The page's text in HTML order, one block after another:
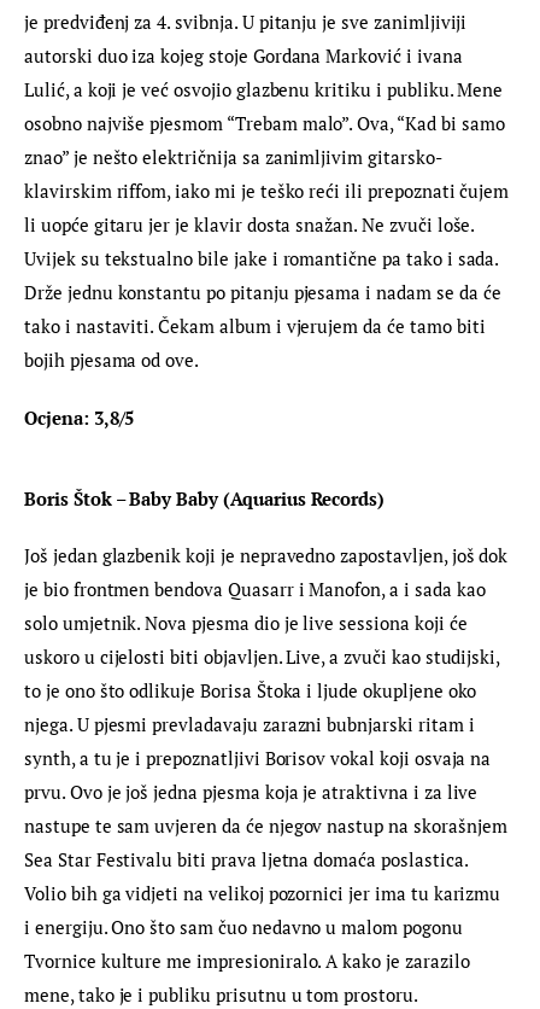
je predviđenj za 4. svibnja. U pitanju je sve zanimljiviji
autorski duo iza kojeg stoje Gordana Marković i ivana
Lulić, a koji je već osvojio glazbenu kritiku i publiku. Mene
osobno najviše pjesmom “Trebam malo”. Ova, “Kad bi samo
znao” je nešto električnija sa zanimljivim gitarsko-
klavirskim riffom, iako mi je teško reći ili prepoznati čujem
li uopće gitaru jer je klavir dosta snažan. Ne zvuči loše.
Uvijek su tekstualno bile jake i romantične pa tako i sada.
Drže jednu konstantu po pitanju pjesama i nadam se da će
tako i nastaviti. Čekam album i vjerujem da će tamo biti
bojih pjesama od ove.
Ocjena: 3,8/5
Boris Štok – Baby Baby (Aquarius Records)
Još jedan glazbenik koji je nepravedno zapostavljen, još dok
je bio frontmen bendova Quasarr i Manofon, a i sada kao
solo umjetnik. Nova pjesma dio je live sessiona koji će
uskoro u cijelosti biti objavljen. Live, a zvuči kao studijski,
to je ono što odlikuje Borisa Štoka i ljude okupljene oko
njega. U pjesmi prevladavaju zarazni bubnjarski ritam i
synth, a tu je i prepoznatljivi Borisov vokal koji osvaja na
prvu. Ovo je još jedna pjesma koja je atraktivna i za live
nastupe te sam uvjeren da će njegov nastup na skorašnjem
Sea Star Festivalu biti prava ljetna domaća poslastica.
Volio bih ga vidjeti na velikoj pozornici jer ima tu karizmu
i energiju. Ono što sam čuo nedavno u malom pogonu
Tvornice kulture me impresioniralo. A kako je zarazilo
mene, tako je i publiku prisutnu u tom prostoru.